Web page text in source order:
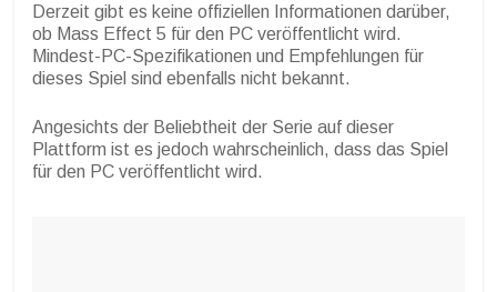
Derzeit gibt es keine offiziellen Informationen darüber,
ob Mass Effect 5 für den PC veröffentlicht wird.
Mindest-PC-Spezifikationen und Empfehlungen für
dieses Spiel sind ebenfalls nicht bekannt.
Angesichts der Beliebtheit der Serie auf dieser
Plattform ist es jedoch wahrscheinlich, dass das Spiel
für den PC veröffentlicht wird.